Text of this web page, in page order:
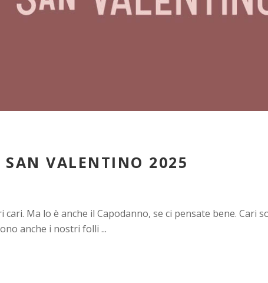
VALENTINO 2025
Ma lo è anche il Capodanno, se ci pensate bene. Cari
anche i nostri folli